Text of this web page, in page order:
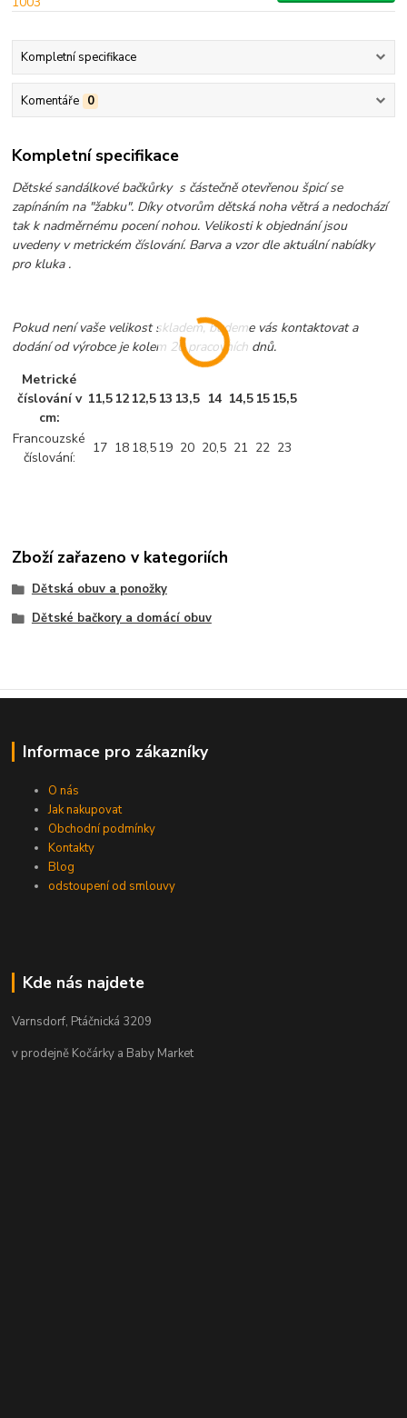
Kompletní specifikace
Komentáře 0
Kompletní specifikace
Dětské sandálkové bačkůrky s částečně otevřenou špicí se
zapínáním na "žabku". Díky otvorům dětská noha větrá a nedochází
tak k nadměrnému pocení nohou. Velikosti k objednání jsou
uvedeny v metrickém číslování. Barva a vzor dle aktuální nabídky
pro kluka .
Pokud není vaše velikost skladem, budeme vás kontaktovat a
dodání od výrobce je kolem 20 pracovních dnů.
Metrické
číslování v
cm:
11,5 12 12,5 13 13,5 14 14,5 15 15,5
Francouzské
číslování:
17 18 18,519 20 20,5 21 22 23
Zboží zařazeno v kategoriích
Dětská obuv a ponožky
Dětské bačkory a domácí obuv
Informace pro zákazníky
O nás
Jak nakupovat
Obchodní podmínky
Kontakty
Blog
odstoupení od smlouvy
Kde nás najdete
Varnsdorf, Ptáčnická 3209
v prodejně Kočárky a Baby Market